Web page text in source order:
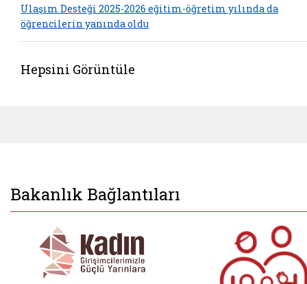
Ulaşım Desteği 2025-2026 eğitim-öğretim yılında da
öğrencilerin yanında oldu
Hepsini Görüntüle
Bakanlık Bağlantıları